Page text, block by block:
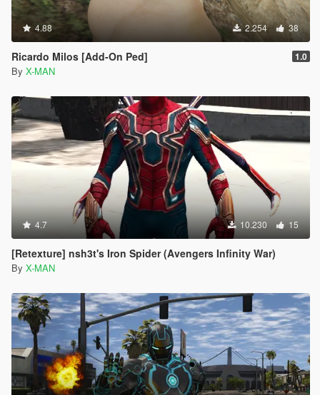
4.88 2.254 38
Ricardo Milos [Add-On Ped] 1.0
By X-MAN
4.7 10.230 15
[Retexture] nsh3t's Iron Spider (Avengers Infinity War)
By X-MAN